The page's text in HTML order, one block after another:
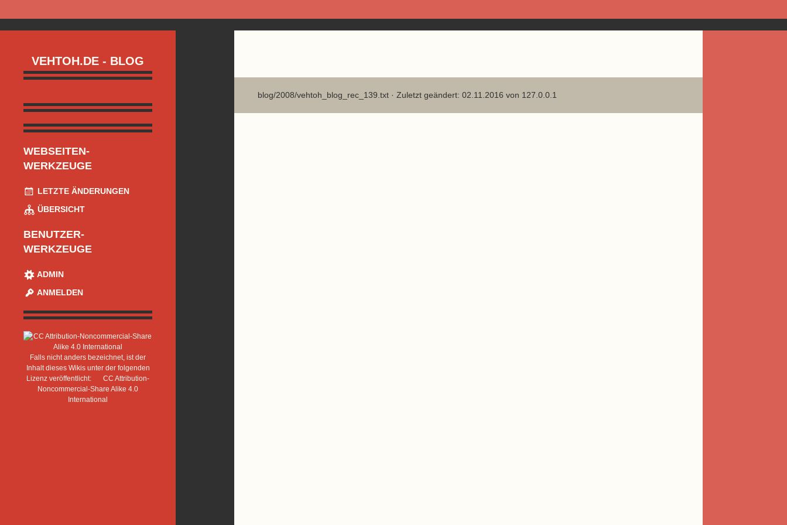
VEHTOH.DE - BLOG
WEBSEITEN-
WERKZEUGE
LETZTE ÄNDERUNGEN
ÜBERSICHT
BENUTZER-
WERKZEUGE
ADMIN
ANMELDEN
Falls nicht anders bezeichnet, ist der
Inhalt dieses Wikis unter der folgenden
Lizenz veröffentlicht:
CC Attribution-
Noncommercial-Share Alike 4.0
International
blog/2008/vehtoh_blog_rec_139.txt · Zuletzt geändert: 02.11.2016 von 127.0.0.1